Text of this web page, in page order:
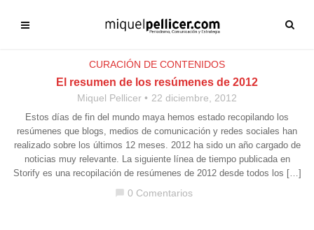
CURACIÓN DE CONTENIDOS
El resumen de los resúmenes de 2012
Miquel Pellicer 22 diciembre, 2012
Estos días de fin del mundo maya hemos estado recopilando los
resúmenes que blogs, medios de comunicación y redes sociales han
realizado sobre los últimos 12 meses. 2012 ha sido un año cargado de
noticias muy relevante. La siguiente línea de tiempo publicada en
Storify es una recopilación de resúmenes de 2012 desde todos los […]
chat_bubble 0 Comentarios